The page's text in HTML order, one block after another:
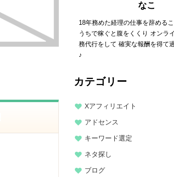
なこ
18年務めた経理の仕事を辞める
うちで稼ぐと腹をくくり オンラ
務代行をして 確実な報酬を得て
♪
カテゴリー
Xアフィリエイト
アドセンス
キーワード選定
ネタ探し
ブログ